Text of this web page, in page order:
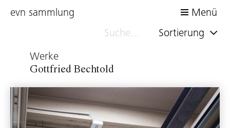
evn sammlung
Menü
Sortierung
Werke
Gottfried Bechtold